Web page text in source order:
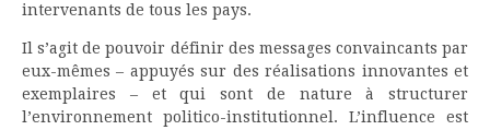
intervenants de tous les pays.
Il s’agit de pouvoir définir des messages convaincants par
eux-mêmes – appuyés sur des réalisations innovantes et
exemplaires – et qui sont de nature à structurer
l’environnement politico-institutionnel. L’influence est